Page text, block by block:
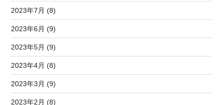
2023年7月 (8)
2023年6月 (9)
2023年5月 (9)
2023年4月 (8)
2023年3月 (9)
2023年2月 (8)